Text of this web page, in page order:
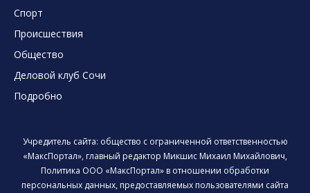
Спорт
Происшествия
Общество
Деловой клуб Сочи
Подробно
Учредитель сайта: общество с ограниченной ответственностью
«МаксПортал», главный редактор Микшис Михаил Михайлович,
Политика ООО «МаксПортал» в отношении обработки
персональных данных, предоставляемых пользователями сайта